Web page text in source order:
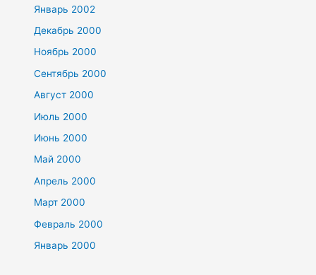
Январь 2002
Декабрь 2000
Ноябрь 2000
Сентябрь 2000
Август 2000
Июль 2000
Июнь 2000
Май 2000
Апрель 2000
Март 2000
Февраль 2000
Январь 2000